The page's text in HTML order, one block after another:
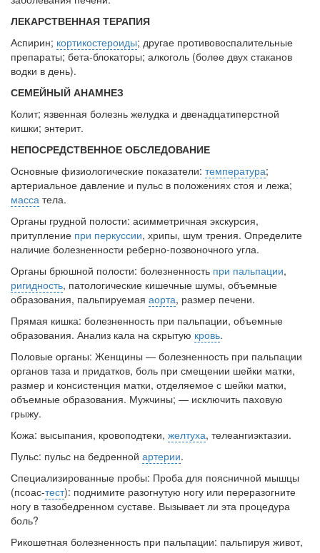
ЛЕКАРСТВЕННАЯ ТЕРАПИЯ
Аспирин; кортикостероиды; другае противовоспалительные
препара­ты; бета-блокаторы; алкоголь (более двух стаканов
водки в день).
СЕМЕЙНЫЙ АНАМНЕЗ
Колит; язвенная болезнь желудка и двенадцатиперстной
кишки; эн­терит.
НЕПОСРЕДСТВЕННОЕ ОБСЛЕДОВАНИЕ
Основные физиологические показатели: температура;
артериальное давле­ние и пульс в положениях стоя и лежа;
масса тела.
Органы грудной полости: асимметричная экскурсия,
притупление при перкуссии, хрипы, шум трения. Определите
наличие болезненности реберно-позвоночного угла.
Органы брюшной полости: болезненность при пальпации,
ригидность, па­тологические кишечные шумы, объемные
образования, пальпируемая аорта, размер печени.
Прямая кишка: болезненность при пальпации, объемные
образования. Анализ кала на скрытую кровь.
Половые органы: Женщины — болезненность при пальпации
органов таза и придатков, боль при смещении шейки матки,
размер и консистен­ция матки, отделяемое с шейки матки,
объемные образования. Мужчины; — исключить паховую
грыжу.
Кожа: высыпания, кровоподтеки, желтуха, телеангиэктазии.
Пульс: пульс на бедренной артерии.
Специализированные пробы: Проба для поясничной мышцы
(псоас-тест): поднимите разогнутую ногу или переразогните
ногу в тазобедренном суставе. Вызывает ли эта процедура
боль?
Рикошетная болезненность при пальпации: пальпируя живот,